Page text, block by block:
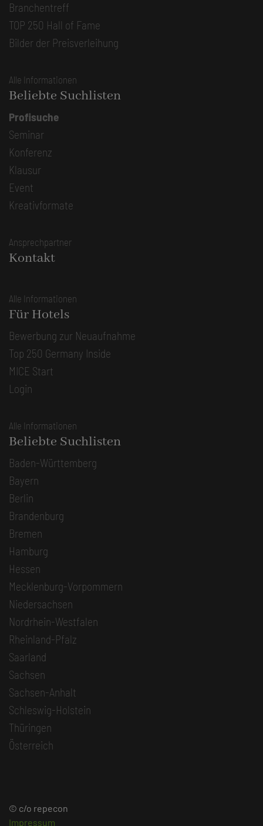
Branchentreff
TOP 250 Hall of Fame
Bilder der Preisverleihung
Alle Informationen
Beliebte Suchlisten
Profisuche
Seminar
Konferenz
Klausur
Event
Kreativformate
Ansprechpartner
Kontakt
Alle Informationen
Für Hotels
Bewerbung zur Neuaufnahme
Top 250 Germany Inside
MICE Start
Login
Alle Informationen
Beliebte Suchlisten
Baden-Württemberg
Bayern
Berlin
Brandenburg
Bremen
Hamburg
Hessen
Mecklenburg-Vorpommern
Niedersachsen
Nordrhein-Westfalen
Rheinland-Pfalz
Saarland
Sachsen
Sachsen-Anhalt
Schleswig-Holstein
Thüringen
Österreich
© c/o repecon
Impressum